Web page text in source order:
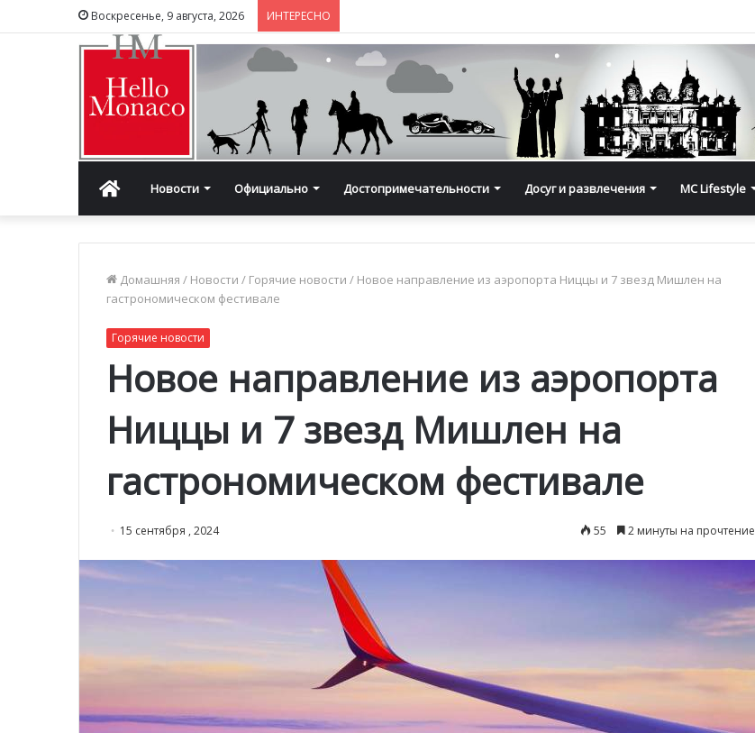
Воскресенье, 9 августа, 2026 ИНТЕРЕСНО
ГлавнаяНовости Официально Достопримечательности Досуг и развлечения MC Lifestyle
Домашняя / Новости / Горячие новости / Новое направление из аэропорта Ниццы и 7 звезд Мишлен на
гастрономическом фестивале
Горячие новости
Новое направление из аэропорта
Ниццы и 7 звезд Мишлен на
гастрономическом фестивале
15 сентября , 2024 55 2 минуты на прочтение